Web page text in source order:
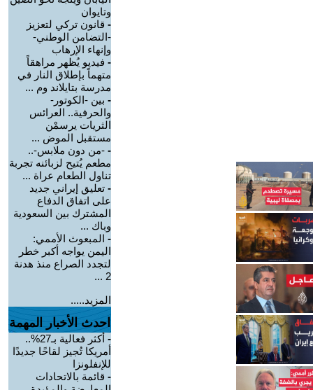
وتايوان
- قانون تركي لتعزيز
-التضامن الوطني-
وإنهاء الإرهاب
- فيديو يُظهر مراهقاً
متهماً بإطلاق النار في
مدرسة بتايلاند وم ...
- بين -الكوتور-
والحرفية.. العرائس
الثريات يرسمْن
مستقبل الموض ...
- -من دون ملابس-..
مطعم يُتيح لزبائنه تجربة
تناول الطعام عراة ...
- تعليق إيراني جديد
على اتفاق الدفاع
المشترك بين السعودية
وباك ...
- المبعوث الأممي:
اليمن يواجه أكبر خطر
لتجدد الصراع منذ هدنة
2 ...
المزيد.....
احدث الأخبار المهمة
-
أكثر فعالية بـ27%..
أمريكا تُجيز لقاحًا جديدًا
للإنفلونزا
- قائمة بالاتحادات